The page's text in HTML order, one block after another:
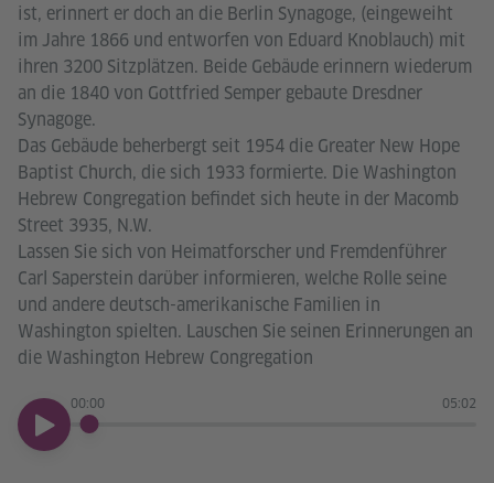
ist, erinnert er doch an die Berlin Synagoge, (eingeweiht
im Jahre 1866 und entworfen von Eduard Knoblauch) mit
ihren 3200 Sitzplätzen. Beide Gebäude erinnern wiederum
an die 1840 von Gottfried Semper gebaute Dresdner
Synagoge.
Das Gebäude beherbergt seit 1954 die Greater New Hope
Baptist Church, die sich 1933 formierte. Die Washington
Hebrew Congregation befindet sich heute in der Macomb
Street 3935, N.W.
Lassen Sie sich von Heimatforscher und Fremdenführer
Carl Saperstein darüber informieren, welche Rolle seine
und andere deutsch-amerikanische Familien in
Washington spielten. Lauschen Sie seinen Erinnerungen an
die Washington Hebrew Congregation
00:00 05:02
00:00